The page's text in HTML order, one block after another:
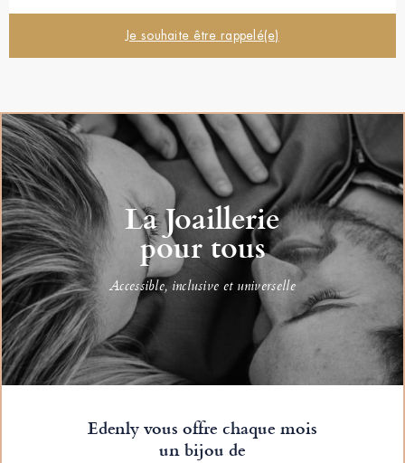
Je souhaite être rappelé(e)
La Joaillerie
pour tous
Accessible, inclusive et universelle
Edenly vous offre chaque mois
un bijou de